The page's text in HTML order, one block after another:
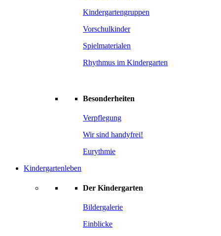
Kindergartengruppen
Vorschulkinder
Spielmaterialen
Rhythmus im Kindergarten
Besonderheiten
Verpflegung
Wir sind handyfrei!
Eurythmie
Kindergartenleben
Der Kindergarten
Bildergalerie
Einblicke